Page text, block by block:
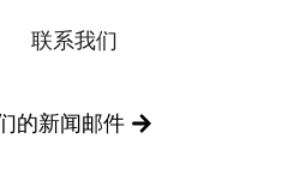
联系我们
的新闻邮件